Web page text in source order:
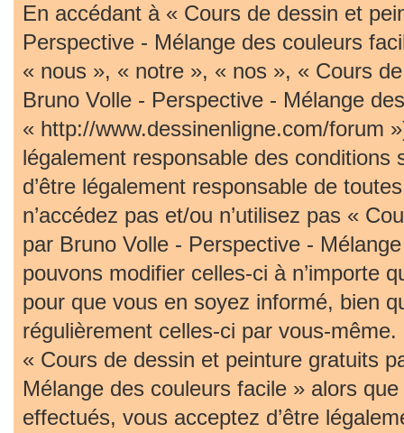
En accédant à « Cours de dessin et
Perspective - Mélange des couleurs
« nous », « notre », « nos », « Cours
Bruno Volle - Perspective - Mélange
« http://www.dessinenligne.com/forum
légalement responsable des conditions
d’être légalement responsable de
n’accédez pas et/ou n’utilisez pas «
par Bruno Volle - Perspective -
pouvons modifier celles-ci à n’importe
pour que vous en soyez informé, bien
régulièrement celles-ci par vous-même.
« Cours de dessin et peinture gratuits
Mélange des couleurs facile » alors
effectués, vous acceptez d’être